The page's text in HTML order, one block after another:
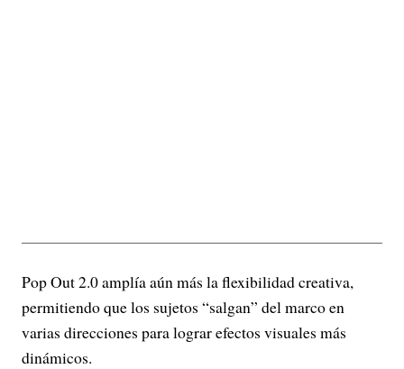
Pop Out 2.0 amplía aún más la flexibilidad creativa,
permitiendo que los sujetos “salgan” del marco en
varias direcciones para lograr efectos visuales más
dinámicos.